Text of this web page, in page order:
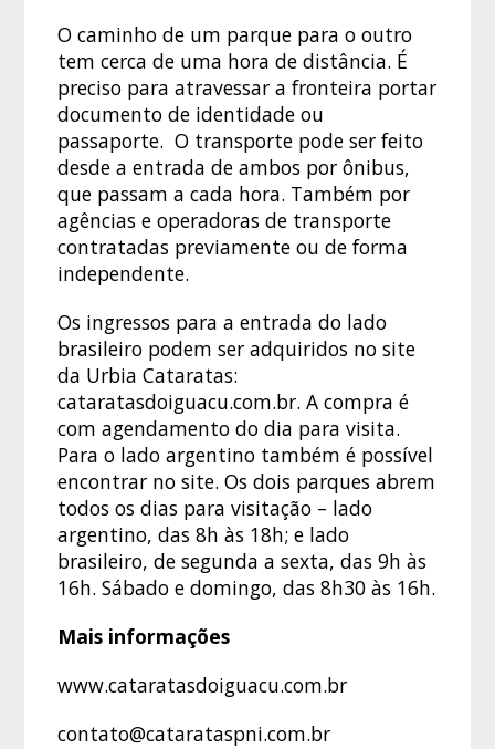
O caminho de um parque para o outro
tem cerca de uma hora de distância. É
preciso para atravessar a fronteira portar
documento de identidade ou
passaporte. O transporte pode ser feito
desde a entrada de ambos por ônibus,
que passam a cada hora. Também por
agências e operadoras de transporte
contratadas previamente ou de forma
independente.
Os ingressos para a entrada do lado
brasileiro podem ser adquiridos no site
da Urbia Cataratas:
cataratasdoiguacu.com.br. A compra é
com agendamento do dia para visita.
Para o lado argentino também é possível
encontrar no site. Os dois parques abrem
todos os dias para visitação – lado
argentino, das 8h às 18h; e lado
brasileiro, de segunda a sexta, das 9h às
16h. Sábado e domingo, das 8h30 às 16h.
Mais informações
www.cataratasdoiguacu.com.br
contato@catarataspni.com.br